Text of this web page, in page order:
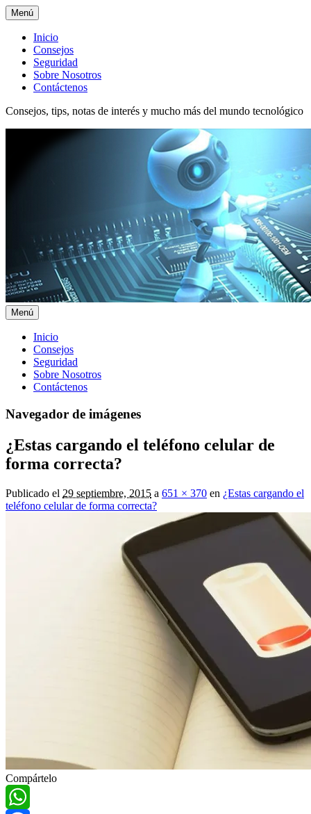
Menú
Menú
superior
Inicio
Consejos
Seguridad
Sobre Nosotros
Contáctenos
Consejos, tips, notas de interés y mucho más del mundo tecnológico
Menú
Menú
principal
Inicio
Consejos
Seguridad
Sobre Nosotros
Contáctenos
Navegador de imágenes
¿Estas cargando el teléfono celular de
forma correcta?
Publicado el 29 septiembre, 2015 a 651 × 370 en ¿Estas cargando el
teléfono celular de forma correcta?
Compártelo